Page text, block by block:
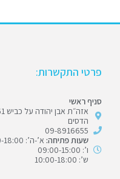
פרטי התקשרות:
סניף ראשי
הדסים
09-8916655
שעות פתיחה: א’-ה’: 9:00-18:00
ו’: 09:00-15:00
ש’: 10:00-18:00